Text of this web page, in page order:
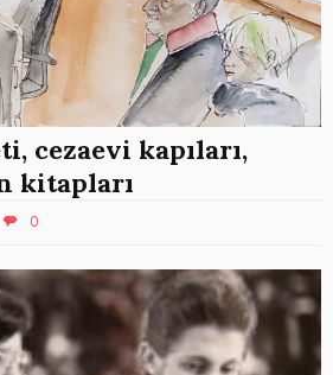
cezaevi kapıları,
kitapları
0